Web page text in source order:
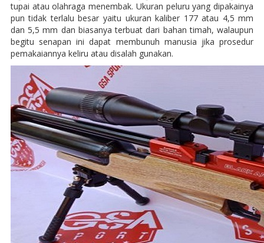
tupai atau olahraga menembak. Ukuran peluru yang dipakainya
pun tidak terlalu besar yaitu ukuran kaliber 177 atau 4,5 mm
dan 5,5 mm dan biasanya terbuat dari bahan timah, walaupun
begitu senapan ini dapat membunuh manusia jika prosedur
pemakaiannya keliru atau disalah gunakan.